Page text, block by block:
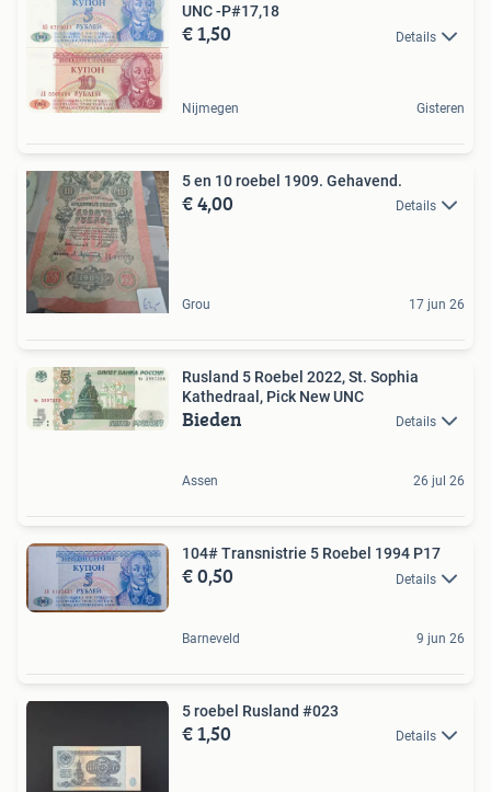
UNC -P#17,18
€ 1,50 Details
Nijmegen Gisteren
5 en 10 roebel 1909. Gehavend.
€ 4,00 Details
Grou 17 jun 26
Rusland 5 Roebel 2022, St. Sophia
Kathedraal, Pick New UNC
Bieden Details
Assen 26 jul 26
104# Transnistrie 5 Roebel 1994 P17
€ 0,50 Details
Barneveld 9 jun 26
5 roebel Rusland #023
€ 1,50 Details